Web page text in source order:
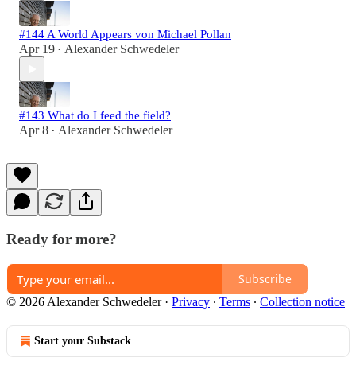
#144 A World Appears von Michael Pollan
Apr 19 • Alexander Schwedeler
#143 What do I feed the field?
Apr 8 • Alexander Schwedeler
Ready for more?
Subscribe
© 2026 Alexander Schwedeler· Privacy ∙ Terms ∙ Collection notice
Start your Substack